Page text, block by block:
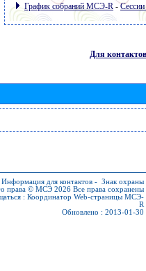
График собраний МСЭ-R -
Для контактов
Информация для контактов - Знак охраны
права © МСЭ 2026 Все права сохранены
: Координатор Web-страницы МСЭ-
R
Обновлено : 2013-01-30